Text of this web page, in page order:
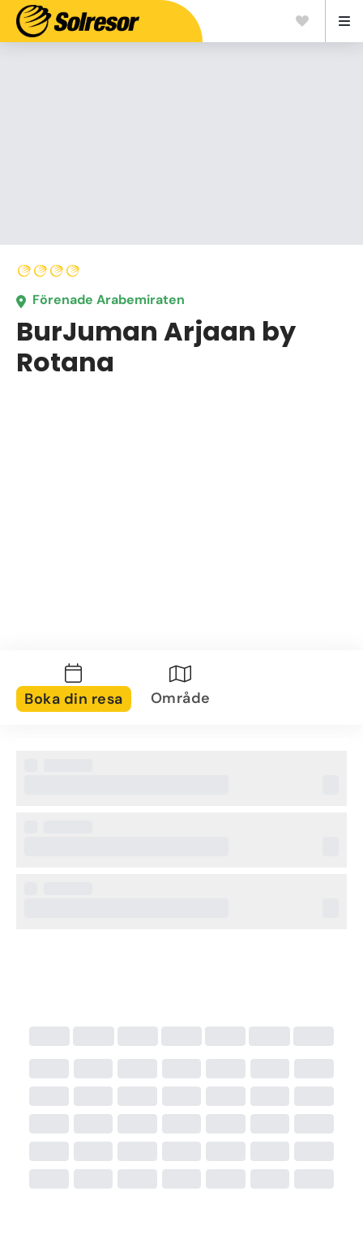
Förenade Arabemiraten
BurJuman Arjaan by
Rotana
Boka din resa Område